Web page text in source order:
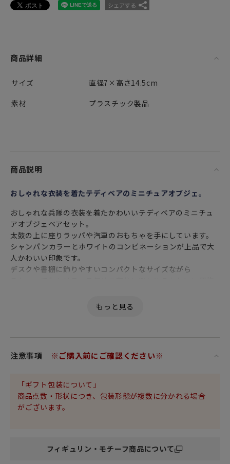
シェアする
商品詳細
サイズ
直径7×高さ14.5cm
素材
プラスチック製品
商品説明
おしゃれな衣装を着たテディベアのミニチュアオブジェ。
おしゃれな兵隊の衣装を着たかわいいテディベアのミニチュ
アオブジェペアセット。
太鼓の上に座りラッパや汽車のおもちゃを手にしています。
シャンパンカラーとホワイトのコンビネーションが上品で大
人かわいい印象です。
デスクや書棚に飾りやすいコンパクトなサイズながら
クリスマスプレゼントにもおすすめです。
めです。
・材質：ポリレジン
「ご購入に関するお願い」
・デザインの特性上、表面のグリッター（ラメ）が落ちま
注意事項 ※ご購入前にご確認ください※
「ギフト包装について」
商品点数・形状につき、包装形態が複数に分かれる場合
がございます。
フィギュリン・モチーフ商品について